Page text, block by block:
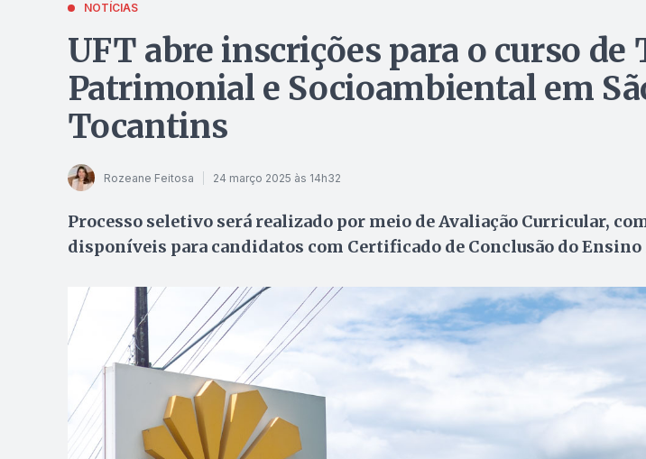
NOTÍCIAS
UFT abre inscrições para o curso de
Patrimonial e Socioambiental em
Tocantins
Rozeane Feitosa 24 março 2025 às 14h32
Processo seletivo será realizado por meio de Avaliação Curricular,
disponíveis para candidatos com Certificado de Conclusão do